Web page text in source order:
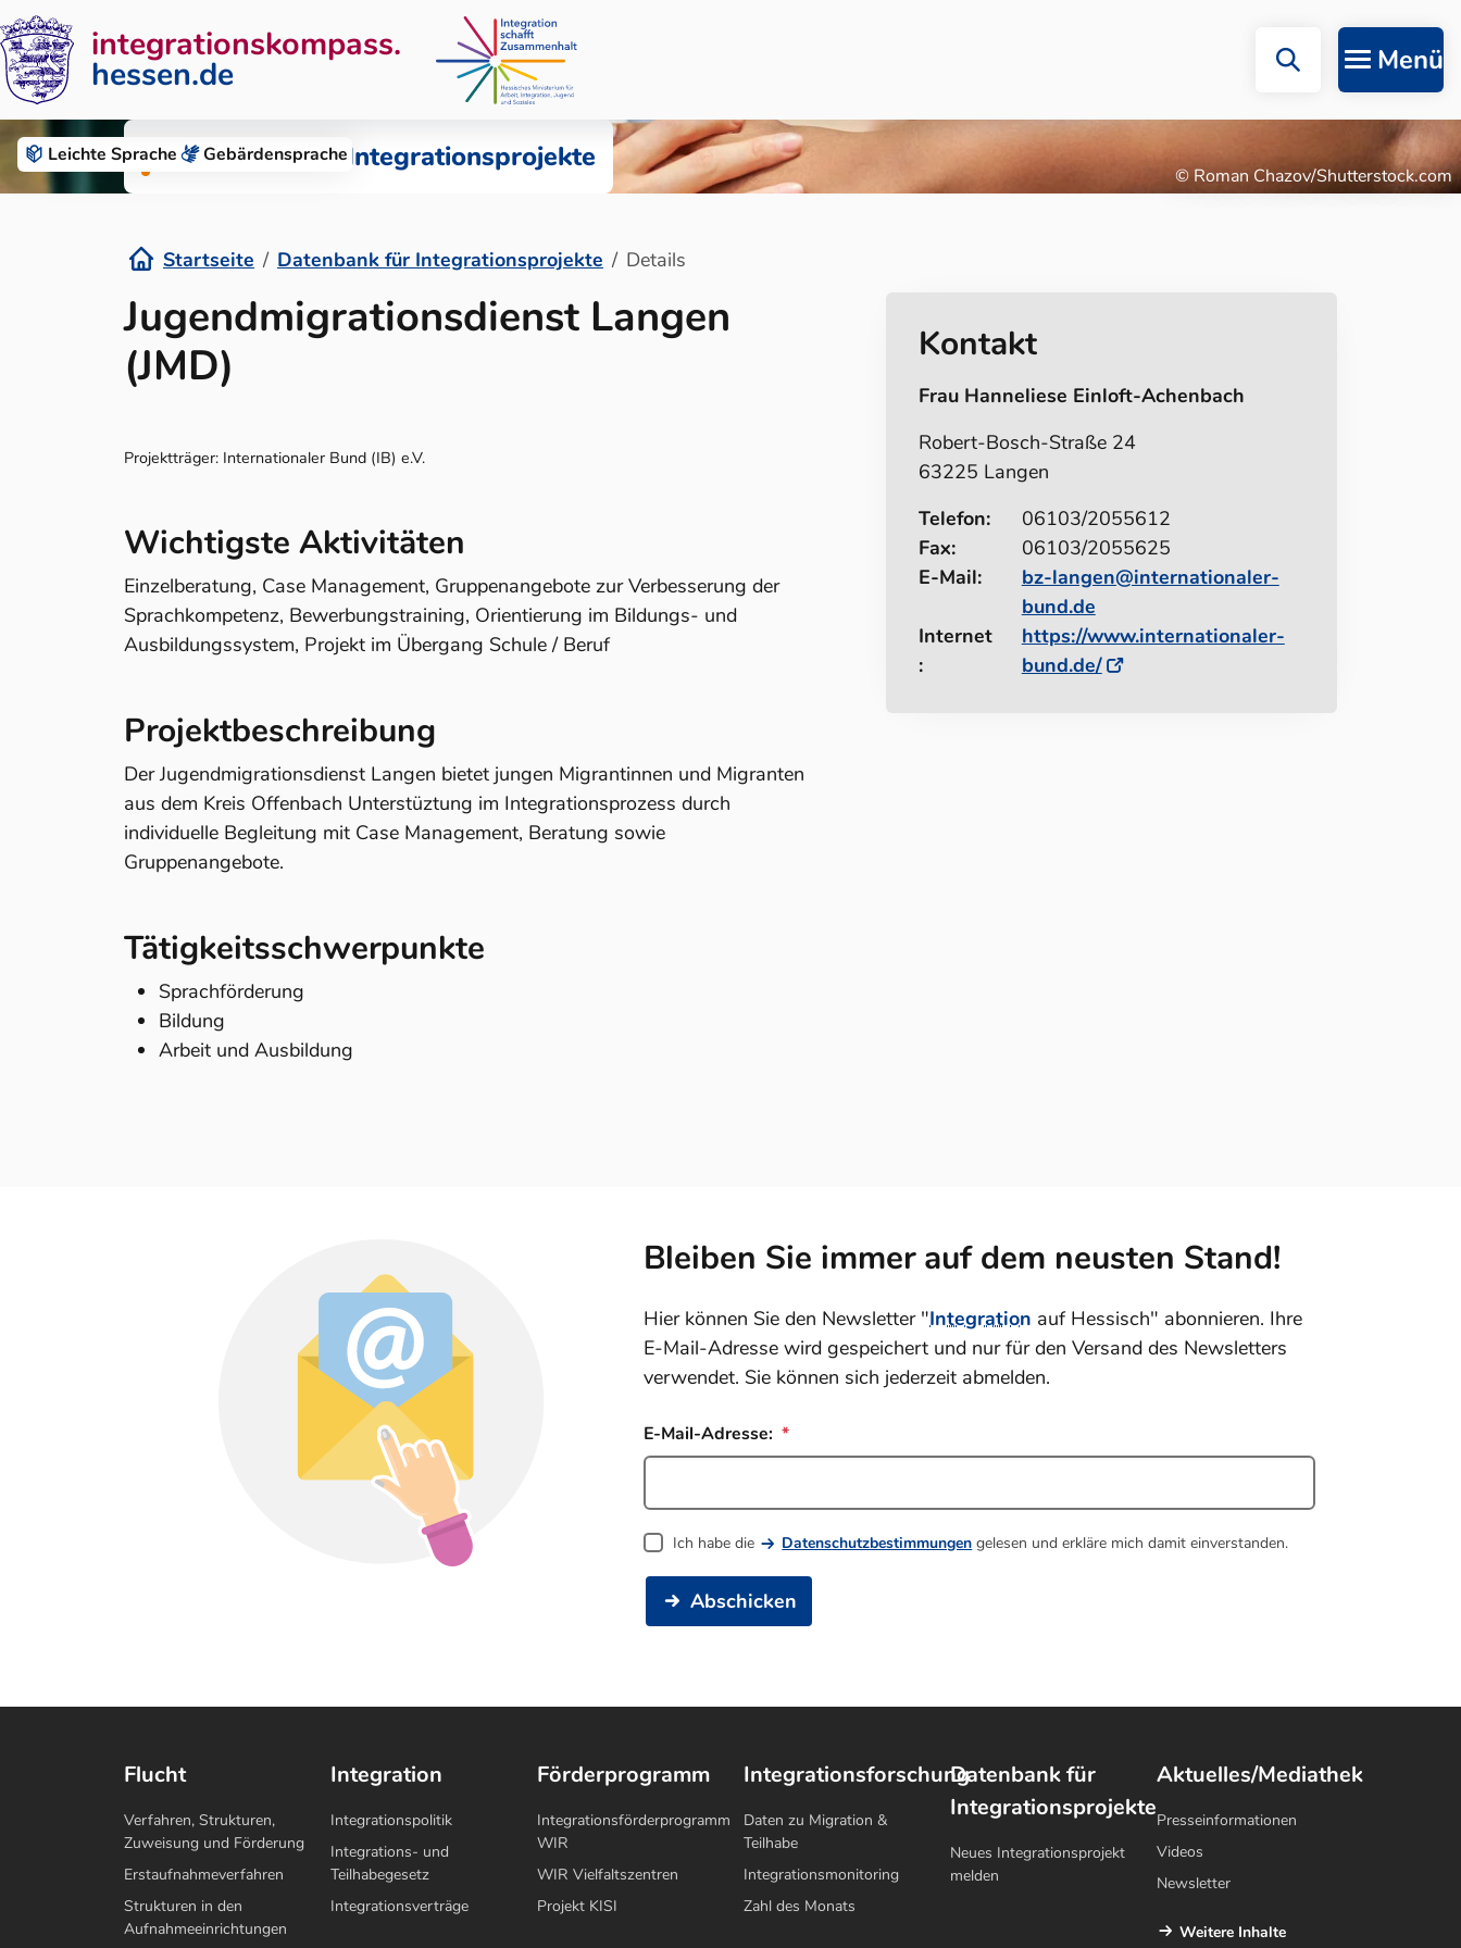
Leichte Sprache Gebärden­sprache
Zum Inhalt springen
integrationskompass.
hessen.de Menü
Datenbank für Integrationsprojekte
© Roman Chazov/Shutterstock.com
Startseite Datenbank für Integrationsprojekte Details
Details
Jugendmigrationsdienst Langen
(JMD)
Projektträger: Internationaler Bund (IB) e.V.
Wichtigste Aktivitäten
Einzelberatung, Case Management, Gruppenangebote zur Verbesserung der
Sprachkompetenz, Bewerbungstraining, Orientierung im Bildungs- und
Ausbildungssystem, Projekt im Übergang Schule / Beruf
Projektbeschreibung
Der Jugendmigrationsdienst Langen bietet jungen Migrantinnen und Migranten
aus dem Kreis Offenbach Unterstüztung im Integrationsprozess durch
individuelle Begleitung mit Case Management, Beratung sowie
Gruppenangebote.
Tätigkeitsschwerpunkte
Sprachförderung
Bildung
Arbeit und Ausbildung
Kontakt
Frau Hanneliese Einloft-Achenbach
Robert-Bosch-Straße 24
63225 Langen
Telefon:
06103/2055612
Fax:
06103/2055625
E-Mail:
bz-langen@internationaler-
bund.de
Internet
:
https://www.internationaler-
bund.de/
Bleiben Sie immer auf dem neusten Stand!
Hier können Sie den Newsletter "Integration auf Hessisch" abonnieren. Ihre
E-Mail-Adresse wird gespeichert und nur für den Versand des Newsletters
verwendet. Sie können sich jederzeit abmelden.
E-Mail-Adresse:
Ich habe die Datenschutzbestimmungen gelesen und erkläre mich damit einverstanden.
Abschicken
Flucht
Verfahren, Strukturen,
Zuweisung und Förderung
Erstaufnahmeverfahren
Strukturen in den
Aufnahmeeinrichtungen
Integration
Integrationspolitik
Integrations- und
Teilhabegesetz
Integrationsverträge
Förderprogramm
Integrationsförderprogramm
WIR
WIR Vielfaltszentren
Projekt KISI
Integrationsforschung
Daten zu Migration &
Teilhabe
Integrationsmonitoring
Zahl des Monats
Datenbank für
Integrationsprojekte
Neues Integrationsprojekt
melden
Aktuelles/Mediathek
Presseinformationen
Videos
Newsletter
Weitere Inhalte